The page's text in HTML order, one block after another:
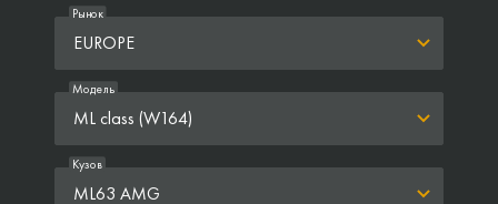
EUROPE
Рынок
ML class (W164)
Модель
ML63 AMG
Кузов